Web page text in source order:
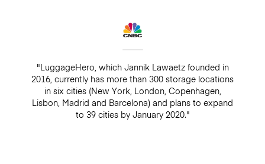
"LuggageHero, which Jannik Lawaetz founded in
2016, currently has more than 300 storage locations
in six cities (New York, London, Copenhagen,
Lisbon, Madrid and Barcelona) and plans to expand
to 39 cities by January 2020."